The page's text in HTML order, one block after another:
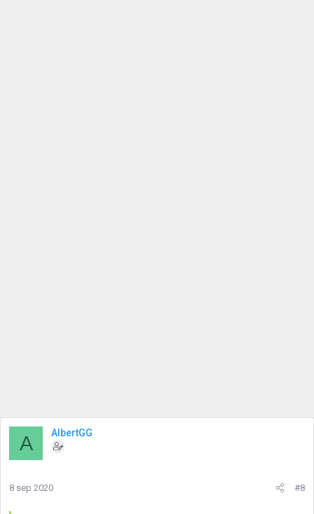
A AlbertGG
8 sep 2020 #8